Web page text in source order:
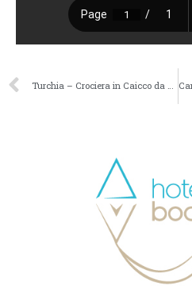
Turchia – Crociera in Caicco da Antalya – partenze da tutta Italia